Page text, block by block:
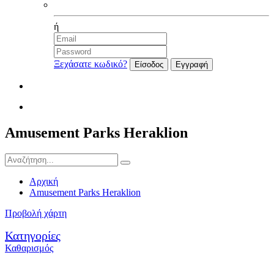
ή
Ξεχάσατε κωδικό?
Amusement Parks Heraklion
Αρχική
Amusement Parks Heraklion
Προβολή χάρτη
Κατηγορίες
Καθαρισμός